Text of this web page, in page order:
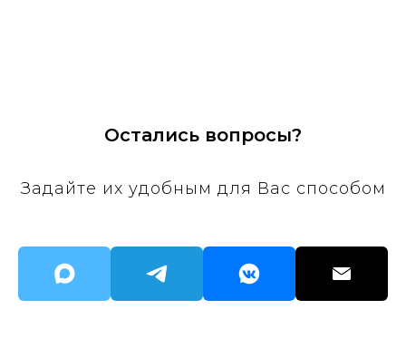
Остались вопросы?
Задайте их удобным для Вас способом